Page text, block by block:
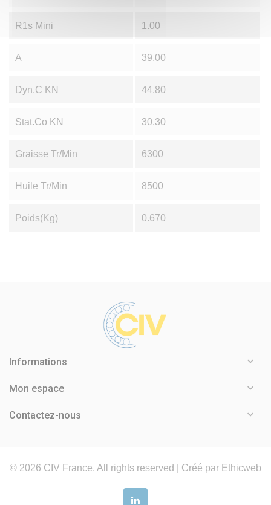
R1s Mini 1.00
A 39.00
Dyn.C KN 44.80
Stat.Co KN 30.30
Graisse Tr/min 6300
Huile Tr/min 8500
Poids(Kg) 0.670
Informations 
Mon espace 
Contactez-nous 
© 2026 CIV France. All rights reserved | Créé par Ethicweb